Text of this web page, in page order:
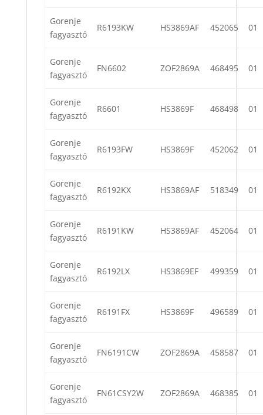
Gorenje
fagyasztó
R6193KW HS3869AF 452065 01
Gorenje
fagyasztó
FN6602 ZOF2869A 468495 01
Gorenje
fagyasztó
R6601 HS3869F 468498 01
Gorenje
fagyasztó
R6193FW HS3869F 452062 01
Gorenje
fagyasztó
R6192KX HS3869AF 518349 01
Gorenje
fagyasztó
R6191KW HS3869AF 452064 01
Gorenje
fagyasztó
R6192LX HS3869EF 499359 01
Gorenje
fagyasztó
R6191FX HS3869F 496589 01
Gorenje
fagyasztó
FN6191CW ZOF2869A 458587 01
Gorenje
fagyasztó
FN61CSY2W ZOF2869A 468385 01